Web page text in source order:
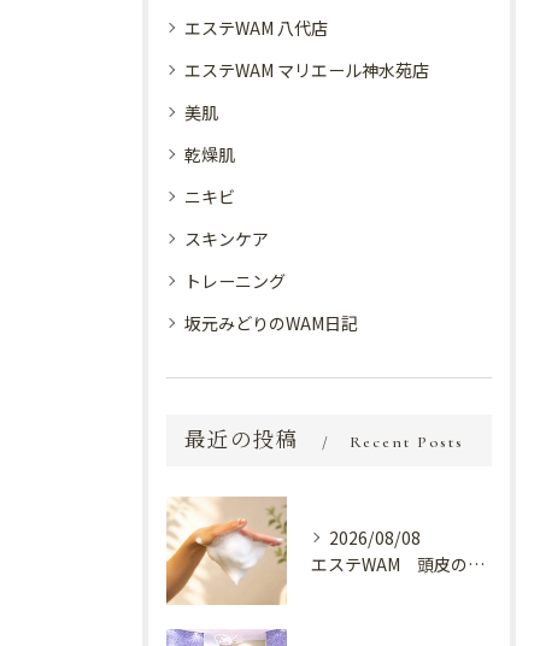
エステWAM 八代店
エステWAM マリエール神水苑店
美肌
乾燥肌
ニキビ
スキンケア
トレーニング
坂元みどりのWAM日記
最近の投稿 Recent Posts
2026/08/08
エステWAM 頭皮の健康